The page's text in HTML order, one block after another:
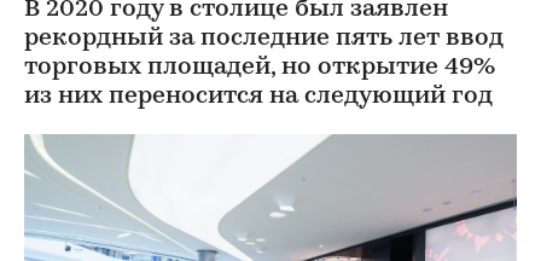
В 2020 году в столице был заявлен
рекордный за последние пять лет ввод
торговых площадей, но открытие 49%
из них переносится на следующий год